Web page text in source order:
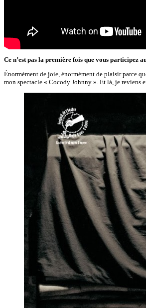
Ce n’est pas la première fois que vous participez
Énormément de joie, énormément de plaisir parce
mon spectacle « Cocody Johnny ». Et là, je reviens